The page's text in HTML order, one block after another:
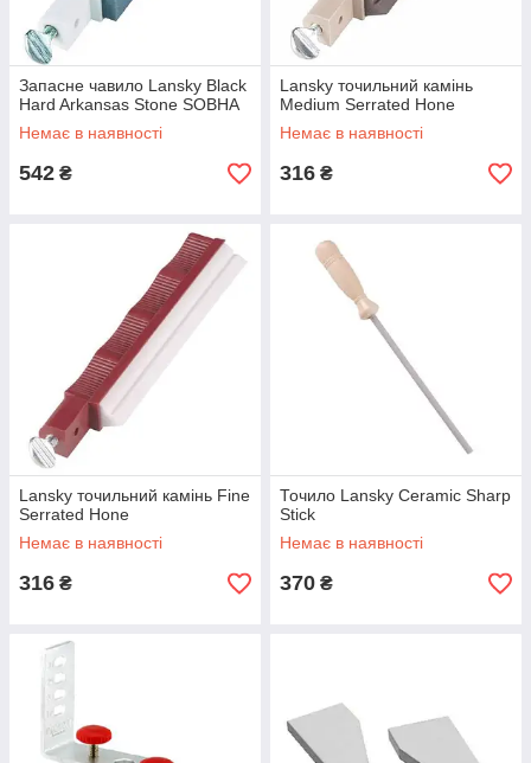
Запасне чавило Lansky Black
Hard Arkansas Stone SOBHA
Немає в наявності
542 ₴
Lansky точильний камінь
Medium Serrated Hone
Немає в наявності
316 ₴
Lansky точильний камінь Fine
Serrated Hone
Немає в наявності
316 ₴
Точило Lansky Ceramic Sharp
Stick
Немає в наявності
370 ₴